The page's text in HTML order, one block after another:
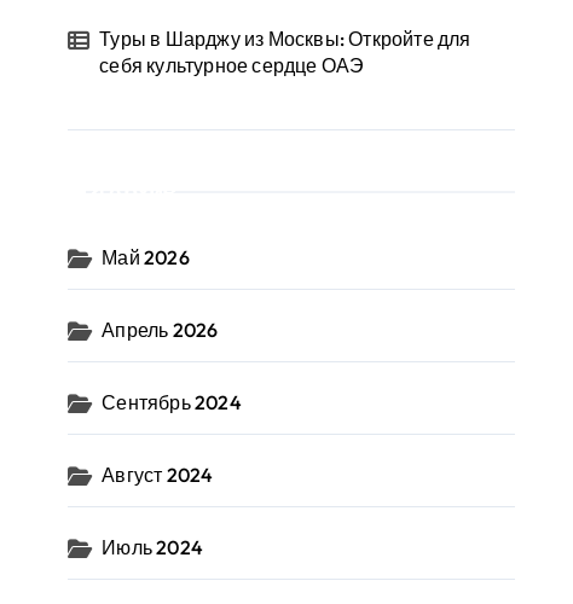
Туры в Шарджу из Москвы: Откройте для
себя культурное сердце ОАЭ
Май 2026
Апрель 2026
Сентябрь 2024
Август 2024
Июль 2024